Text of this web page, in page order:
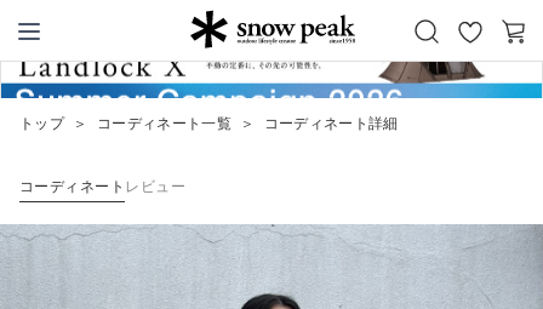
Snow Peak
お
気
カ
ー
トップ ＞ コーディネート一覧 ＞ コーディネート詳細
コーディネート レビュー